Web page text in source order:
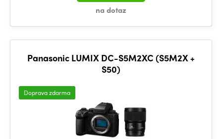
na dotaz
Panasonic LUMIX DC-S5M2XC (S5M2X +
S50)
Doprava zdarma